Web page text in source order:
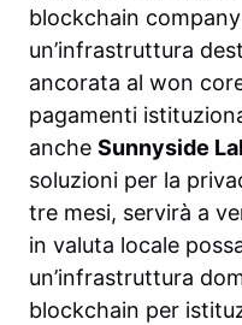
blockchain company
un’infrastruttura
ancorata al won
pagamenti
anche Sunnyside
soluzioni per la
tre mesi, servirà a
in valuta locale
un’infrastruttura
blockchain per